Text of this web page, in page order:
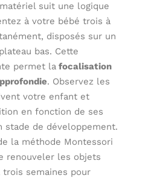
matériel suit une logique
à votre bébé trois à
disposés sur un
bas. Cette
permet la focalisation
. Observez les
votre enfant et
en fonction de ses
stade de développement.
la méthode Montessori
renouveler les objets
semaines pour